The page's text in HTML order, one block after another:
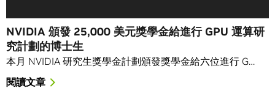
NVIDIA 頒發 25,000 美元獎學金給進行 GPU 運算研
究計劃的博士生
本月 NVIDIA 研究生獎學金計劃頒發獎學金給六位進行 G…
閱讀文章